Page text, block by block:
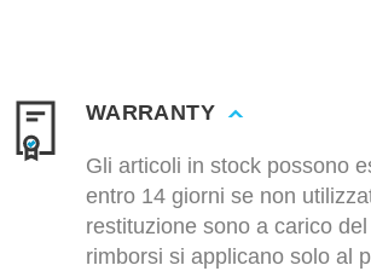
WARRANTY
Gli articoli in stock possono
entro 14 giorni se non
restituzione sono a carico
rimborsi si applicano solo al